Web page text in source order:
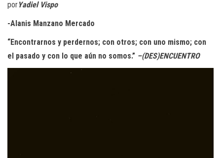
porYadiel Vispo
-Alanis Manzano Mercado
“Encontrarnos y perdernos; con otros; con uno mismo; con
el pasado y con lo que aún no somos.” –(DES)ENCUENTRO